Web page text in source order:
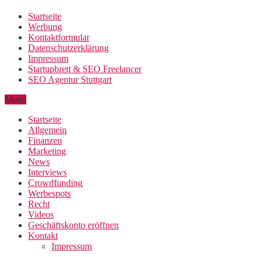
Startseite
Werbung
Kontaktformular
Datenschutzerklärung
Impressum
Startupbrett & SEO Freelancer
SEO Agentur Stuttgart
Menu
Startseite
Allgemein
Finanzen
Marketing
News
Interviews
Crowdfunding
Werbespots
Recht
Videos
Geschäftskonto eröffnen
Kontakt
Impressum